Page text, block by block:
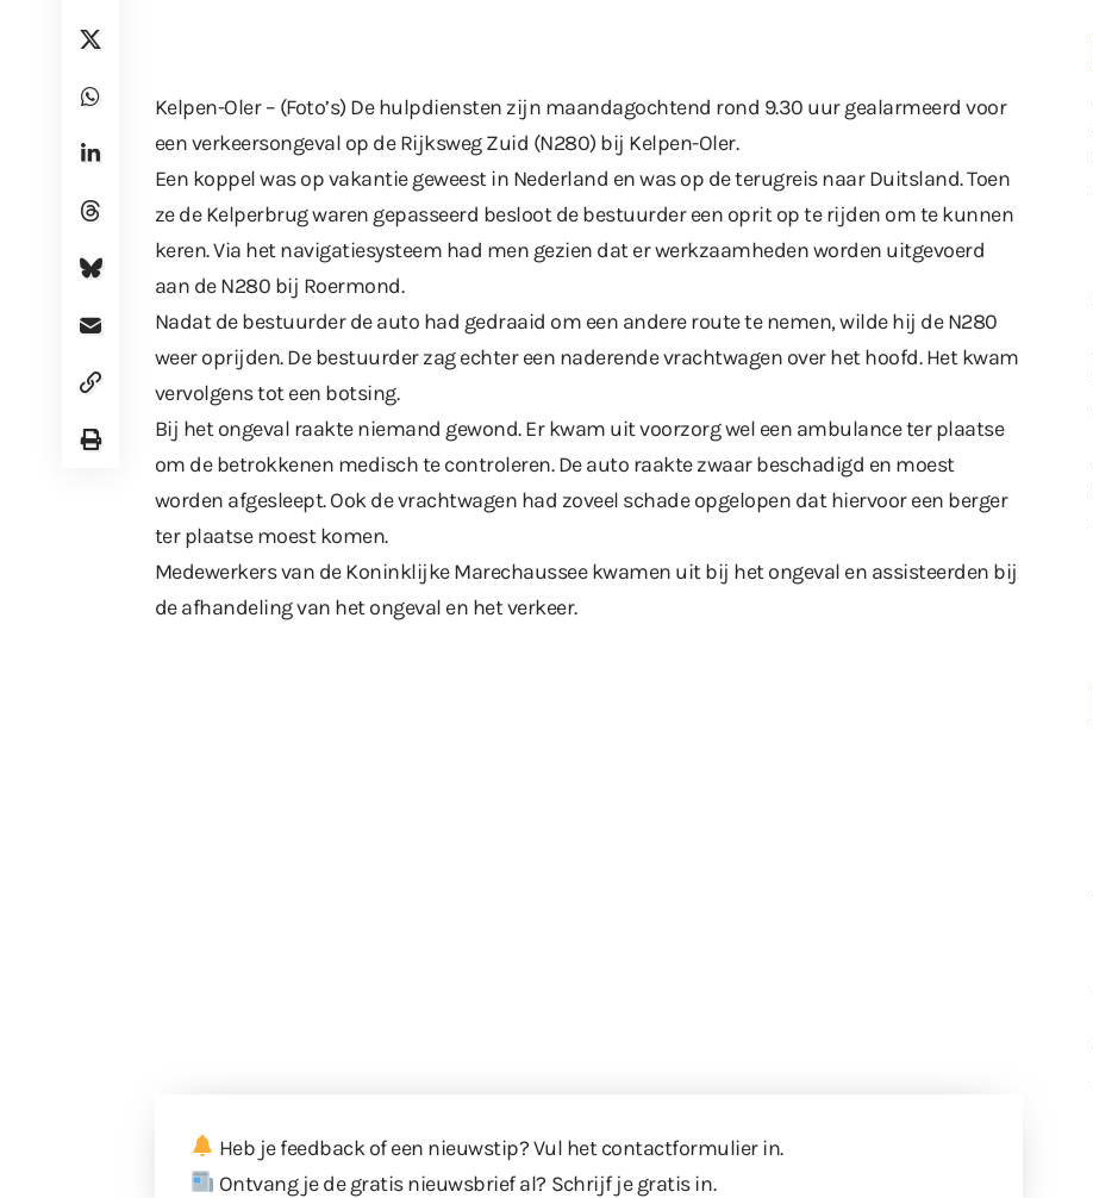
Kelpen-Oler – (Foto’s) De hulpdiensten zijn maandagochtend rond 9.30 uur gealarmeerd voor
een verkeersongeval op de Rijksweg Zuid (N280) bij Kelpen-Oler.
Een koppel was op vakantie geweest in Nederland en was op de terugreis naar Duitsland. Toen
ze de Kelperbrug waren gepasseerd besloot de bestuurder een oprit op te rijden om te kunnen
keren. Via het navigatiesysteem had men gezien dat er werkzaamheden worden uitgevoerd
aan de N280 bij Roermond.
Nadat de bestuurder de auto had gedraaid om een andere route te nemen, wilde hij de N280
weer oprijden. De bestuurder zag echter een naderende vrachtwagen over het hoofd. Het kwam
vervolgens tot een botsing.
Bij het ongeval raakte niemand gewond. Er kwam uit voorzorg wel een ambulance ter plaatse
om de betrokkenen medisch te controleren. De auto raakte zwaar beschadigd en moest
worden afgesleept. Ook de vrachtwagen had zoveel schade opgelopen dat hiervoor een berger
ter plaatse moest komen.
Medewerkers van de Koninklijke Marechaussee kwamen uit bij het ongeval en assisteerden bij
de afhandeling van het ongeval en het verkeer.
Heb je feedback of een nieuwstip? Vul het contactformulierin.
Ontvang je de gratis nieuwsbrief al? Schrijf je gratis in.